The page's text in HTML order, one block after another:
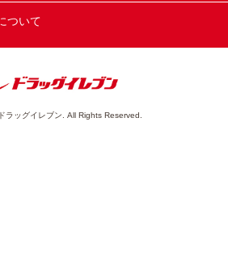
ついて
ラッグイレブン. All Rights Reserved.